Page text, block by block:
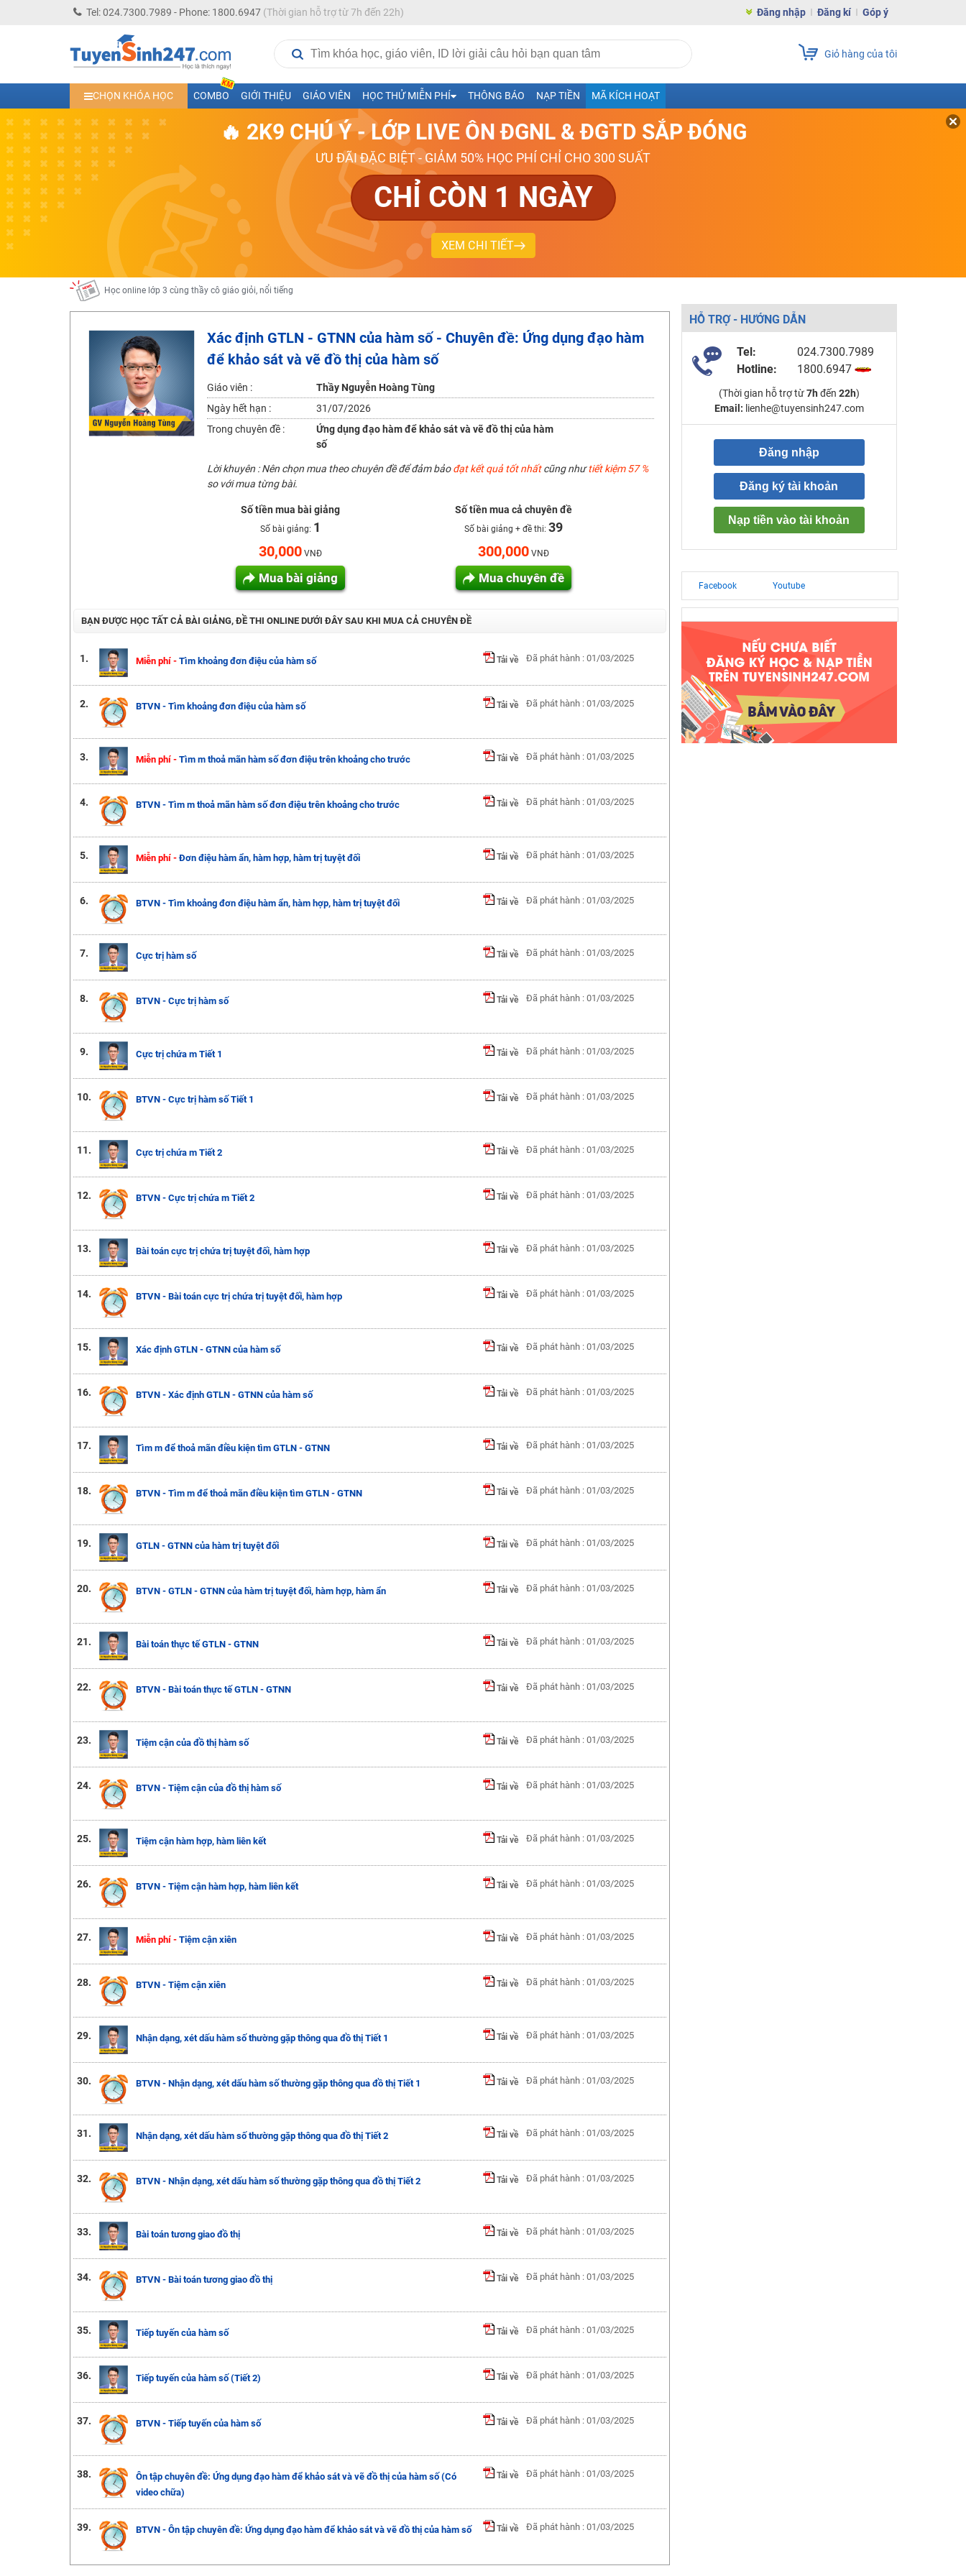
Tel: 024.7300.7989 - Phone: 1800.6947(Thời gian hỗ trợ từ 7h đến 22h) Đăng nhập Đăng kí Góp ý
Giỏ hàng của tôi
CHỌN KHÓA HỌC COMBO GIỚI THIỆU GIÁO VIÊN HỌC THỬ MIỄN PHÍ THÔNG BÁO NẠP TIỀN MÃ KÍCH HOẠT
🔥 2K9 CHÚ Ý - LỚP LIVE ÔN ĐGNL & ĐGTD SẮP ĐÓNG
ƯU ĐÃI ĐẶC BIỆT - GIẢM 50% HỌC PHÍ CHỈ CHO 300 SUẤT
CHỈ CÒN 1 NGÀY
XEM CHI TIẾT
Học trực tuyến lớp 10 các môn Toán - Lý - Hóa - Văn - Anh- Sinh-Sử-Địa cùng Thầy Cô giỏi, nổi tiếng
Học online trực tuyến cấp Tiểu học và THCS năm học 2026-2027
Học online lớp 5 cùng thầy cô giáo giỏi, nổi tiếng
Học online lớp 7 cùng thầy cô giáo giỏi
Học online lớp 6 cùng thầy cô giỏi, nổi tiếng
Học online lớp 8 cùng thầy cô giáo giỏi
2K13! Bứt Phá Lớp 5 Năm Học 2023 - 2024
Học online lớp 4 cùng thầy cô giáo giỏi, nổi tiếng
Học online lớp 3 cùng thầy cô giáo giỏi, nổi tiếng
Học online lớp 2 với thầy cô giáo giỏi, nổi tiếng
2K6! Lộ Trình Sun 2024 - Ba bước luyện thi TN THPT - ĐH ít nhất 25 điểm
Hot! Lễ hội đồng giá 449K - 499K toàn bộ khoá học tại Tuyensinh247 (Từ 16-18/07/2025)
Khuyến Mãi Khoá Học 1K Chỉ Từ 11-13/09/2024
Đồng giá khóa học 499K - 399K (13/11-15/11)
Khai giảng các khóa lớp 9 Toán - Lý - Hóa - Văn - Anh năm 2018
Khai giảng khóa Ngữ văn 7 - xây nền vững chắc cho tương lai!
Luyện thi vào lớp 10 môn Toán, Văn, Hóa, Anh, Lý với giáo viên giỏi và nổi tiếng
Xác định GTLN - GTNN của hàm số - Chuyên đề: Ứng dụng đạo hàm
để khảo sát và vẽ đồ thị của hàm số
Giáo viên :
Thầy Nguyễn Hoàng Tùng
Ngày hết hạn :
31/07/2026
Trong chuyên đề :
Ứng dụng đạo hàm để khảo sát và vẽ đồ thị của hàm
số
Lời khuyên : Nên chọn mua theo chuyên đề để đảm bảođạt kết quả tốt nhấtcũng nhưtiết kiệm 57 %
so với mua từng bài.
Số tiền mua bài giảng
Số bài giảng: 1
30,000VNĐ
Mua bài giảng
Số tiền mua cả chuyên đề
Số bài giảng + đề thi: 39
300,000 VNĐ
Mua chuyên đề
BẠN ĐƯỢC HỌC TẤT CẢ BÀI GIẢNG, ĐỀ THI ONLINE DƯỚI ĐÂY SAU KHI MUA CẢ CHUYÊN ĐỀ
1. Miễn phí - Tìm khoảng đơn điệu của hàm số Tải về Đã phát hành : 01/03/2025
2. BTVN - Tìm khoảng đơn điệu của hàm số Tải về Đã phát hành : 01/03/2025
3. Miễn phí - Tìm m thoả mãn hàm số đơn điệu trên khoảng cho trước Tải về Đã phát hành : 01/03/2025
4. BTVN - Tìm m thoả mãn hàm số đơn điệu trên khoảng cho trước Tải về Đã phát hành : 01/03/2025
5. Miễn phí -Đơn điệu hàm ẩn, hàm hợp, hàm trị tuyệt đối Tải về Đã phát hành : 01/03/2025
6. BTVN - Tìm khoảng đơn điệu hàm ẩn, hàm hợp, hàm trị tuyệt đối Tải về Đã phát hành : 01/03/2025
7. Cực trị hàm số Tải về Đã phát hành : 01/03/2025
8. BTVN - Cực trị hàm số Tải về Đã phát hành : 01/03/2025
9. Cực trị chứa m Tiết 1 Tải về Đã phát hành : 01/03/2025
10. BTVN - Cực trị hàm số Tiết 1 Tải về Đã phát hành : 01/03/2025
11. Cực trị chứa m Tiết 2 Tải về Đã phát hành : 01/03/2025
12. BTVN - Cực trị chứa m Tiết 2 Tải về Đã phát hành : 01/03/2025
13. Bài toán cực trị chứa trị tuyệt đối, hàm hợp Tải về Đã phát hành : 01/03/2025
14. BTVN - Bài toán cực trị chứa trị tuyệt đối, hàm hợp Tải về Đã phát hành : 01/03/2025
15. Xác định GTLN - GTNN của hàm số Tải về Đã phát hành : 01/03/2025
16. BTVN - Xác định GTLN - GTNN của hàm số Tải về Đã phát hành : 01/03/2025
17. Tìm m để thoả mãn điều kiện tìm GTLN - GTNN Tải về Đã phát hành : 01/03/2025
18. BTVN - Tìm m để thoả mãn điều kiện tìm GTLN - GTNN Tải về Đã phát hành : 01/03/2025
19. GTLN - GTNN của hàm trị tuyệt đối Tải về Đã phát hành : 01/03/2025
20. BTVN - GTLN - GTNN của hàm trị tuyệt đối, hàm hợp, hàm ẩn Tải về Đã phát hành : 01/03/2025
21. Bài toán thực tế GTLN - GTNN Tải về Đã phát hành : 01/03/2025
22. BTVN - Bài toán thực tế GTLN - GTNN Tải về Đã phát hành : 01/03/2025
23. Tiệm cận của đồ thị hàm số Tải về Đã phát hành : 01/03/2025
24. BTVN - Tiệm cận của đồ thị hàm số Tải về Đã phát hành : 01/03/2025
25. Tiệm cận hàm hợp, hàm liên kết Tải về Đã phát hành : 01/03/2025
26. BTVN - Tiệm cận hàm hợp, hàm liên kết Tải về Đã phát hành : 01/03/2025
27. Miễn phí - Tiệm cận xiên Tải về Đã phát hành : 01/03/2025
28. BTVN - Tiệm cận xiên Tải về Đã phát hành : 01/03/2025
29. Nhận dạng, xét dấu hàm số thường gặp thông qua đồ thị Tiết 1 Tải về Đã phát hành : 01/03/2025
30. BTVN - Nhận dạng, xét dấu hàm số thường gặp thông qua đồ thị Tiết 1 Tải về Đã phát hành : 01/03/2025
31. Nhận dạng, xét dấu hàm số thường gặp thông qua đồ thị Tiết 2 Tải về Đã phát hành : 01/03/2025
32. BTVN - Nhận dạng, xét dấu hàm số thường gặp thông qua đồ thị Tiết 2 Tải về Đã phát hành : 01/03/2025
33. Bài toán tương giao đồ thị Tải về Đã phát hành : 01/03/2025
34. BTVN - Bài toán tương giao đồ thị Tải về Đã phát hành : 01/03/2025
35. Tiếp tuyến của hàm số Tải về Đã phát hành : 01/03/2025
36. Tiếp tuyến của hàm số (Tiết 2) Tải về Đã phát hành : 01/03/2025
37. BTVN - Tiếp tuyến của hàm số Tải về Đã phát hành : 01/03/2025
38.
Ôn tập chuyên đề: Ứng dụng đạo hàm để khảo sát và vẽ đồ thị của hàm số (Có
video chữa)
Tải về Đã phát hành : 01/03/2025
39. BTVN - Ôn tập chuyên đề: Ứng dụng đạo hàm để khảo sát và vẽ đồ thị của hàm số Tải về Đã phát hành : 01/03/2025
HỖ TRỢ - HƯỚNG DẪN
Tel:
024.7300.7989
Hotline:
1800.6947
(Thời gian hỗ trợ từ7h đến 22h)
Email: lienhe@tuyensinh247.com
Đăng nhập
Đăng ký tài khoản
Nạp tiền vào tài khoản
Facebook Youtube